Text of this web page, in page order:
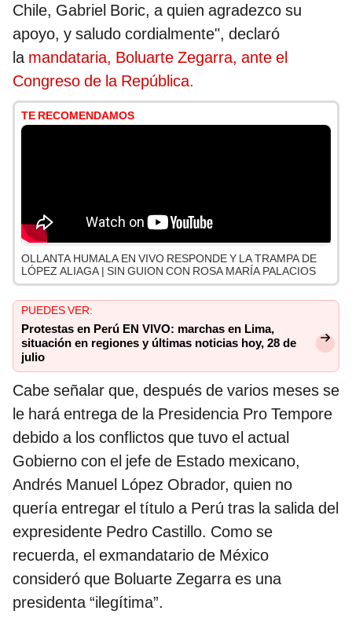
Chile, Gabriel Boric, a quien agradezco su
apoyo, y saludo cordialmente", declaró
la mandataria, Boluarte Zegarra, ante el
Congreso de la República.
TE RECOMENDAMOS
OLLANTA HUMALA EN VIVO RESPONDE Y LA TRAMPA DE
LÓPEZ ALIAGA | SIN GUION CON ROSA MARÍA PALACIOS
PUEDES VER:
Protestas en Perú EN VIVO: marchas en Lima,
situación en regiones y últimas noticias hoy, 28 de
julio
Cabe señalar que, después de varios meses se
le hará entrega de la Presidencia Pro Tempore
debido a los conflictos que tuvo el actual
Gobierno con el jefe de Estado mexicano,
Andrés Manuel López Obrador, quien no
quería entregar el título a Perú tras la salida del
expresidente Pedro Castillo. Como se
recuerda, el exmandatario de México
consideró que Boluarte Zegarra es una
presidenta “ilegítima”.